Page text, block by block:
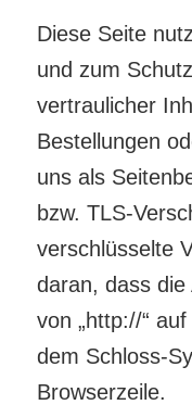
Diese Seite
und zum
vertraulicher
Bestellungen
uns als
bzw. TLS-
verschlüsselte
daran, dass die
von „http://“
dem Schloss-
Browserzeile.